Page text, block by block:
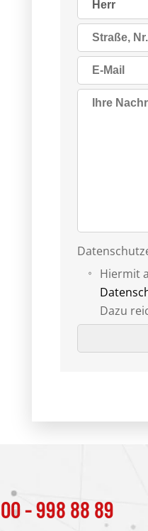
Hiermit
Dazu
- 998 88 89